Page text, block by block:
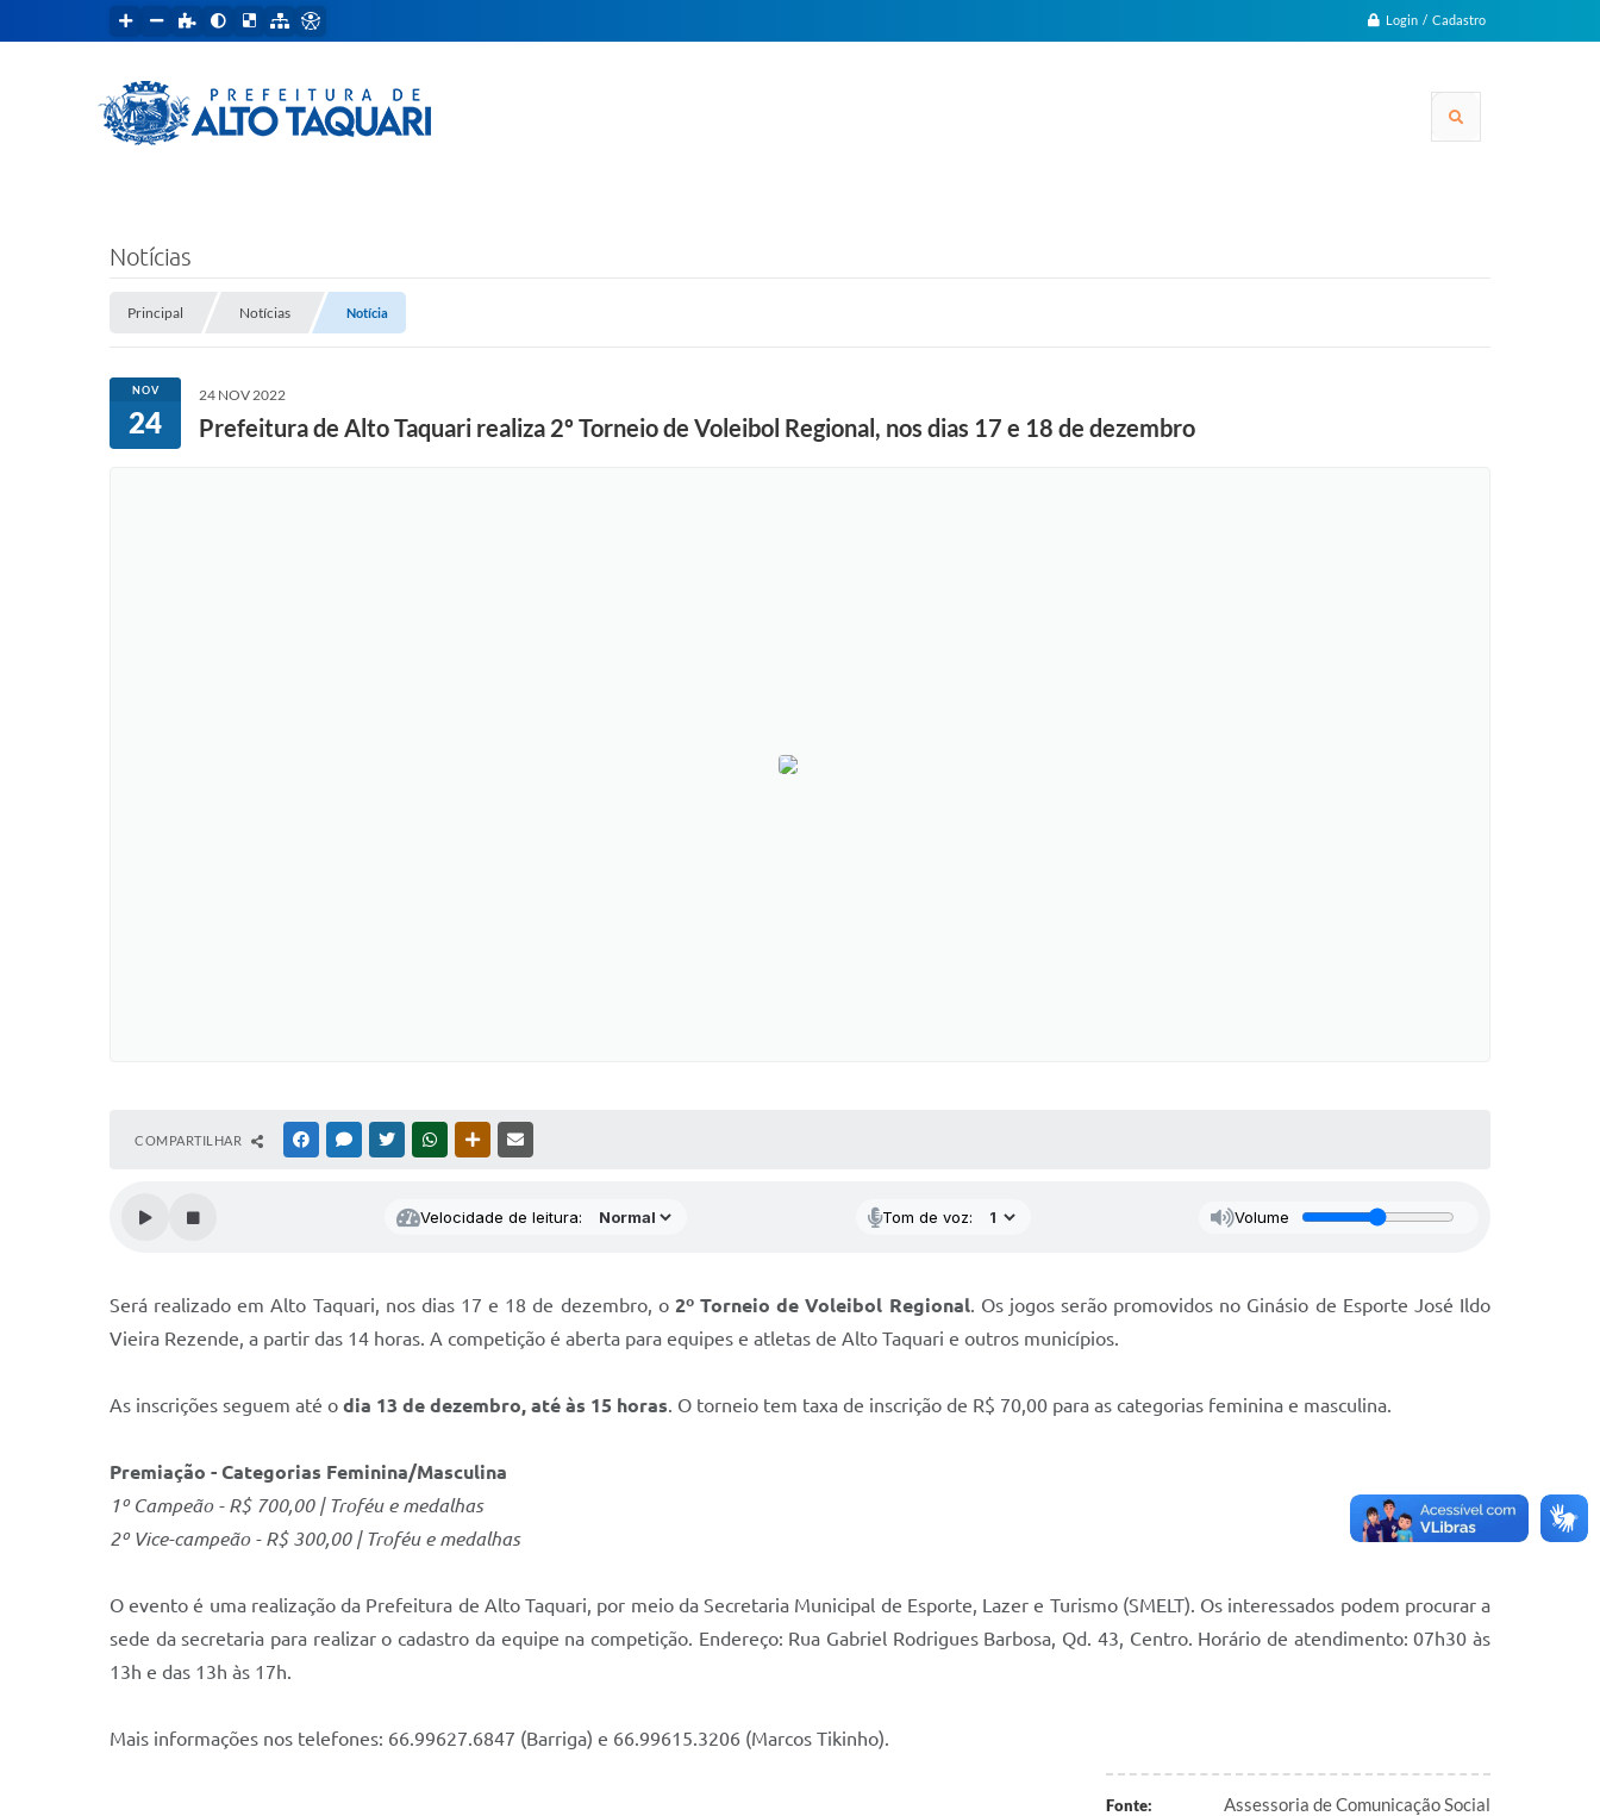
Login / Cadastro
Notícias
Principal Notícias Notícia
NOV
24
24 NOV 2022
Prefeitura de Alto Taquari realiza 2º Torneio de Voleibol Regional, nos dias 17 e 18 de dezembro
COMPARTILHAR FACEBOOKMESSENGER
TWITTERWHATSAPPOUTRAS MÍDIAS
Velocidade de leitura: Tom de voz: Volume
Será realizado em Alto Taquari, nos dias 17 e 18 de dezembro, o2º Torneio de Voleibol Regional. Os jogos serão promovidos no Ginásio de Esporte José Ildo
Vieira Rezende, a partir das 14 horas. A competição é aberta para equipes e atletas de Alto Taquari e outros municípios.
As inscrições seguem até o dia 13 de dezembro, até às 15 horas. O torneio tem taxa de inscrição de R$ 70,00 para as categorias feminina e masculina.
Premiação - Categorias Feminina/Masculina
1º Campeão - R$ 700,00 | Troféu e medalhas
2º Vice-campeão - R$ 300,00 | Troféu e medalhas
O evento é uma realização da Prefeitura de Alto Taquari, por meio da Secretaria Municipal de Esporte, Lazer e Turismo (SMELT). Os interessados podem procurar a
sede da secretaria para realizar o cadastro da equipe na competição. Endereço: Rua Gabriel Rodrigues Barbosa, Qd. 43, Centro. Horário de atendimento: 07h30 às
13h e das 13h às 17h.
Mais informações nos telefones: 66.99627.6847 (Barriga) e 66.99615.3206 (Marcos Tikinho).
Fonte: Assessoria de Comunicação Social